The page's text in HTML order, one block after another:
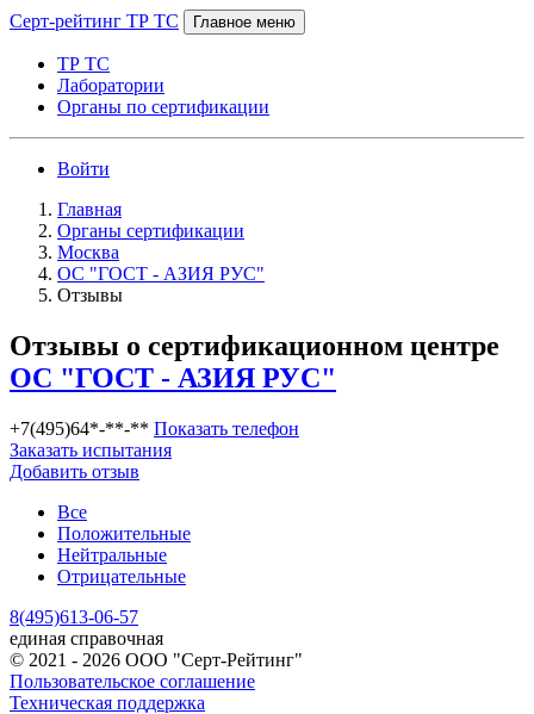
Серт-рейтинг ТР ТС Главное меню
ТР ТС
Лаборатории
Органы по сертификации
Войти
Главная
Органы сертификации
Москва
ОС "ГОСТ - АЗИЯ РУС"
Отзывы
Отзывы о сертификационном центре
ОС "ГОСТ - АЗИЯ РУС"
+7(495)64*-**-** Показать телефон
Заказать испытания
Добавить отзыв
Все
Положительные
Нейтральные
Отрицательные
8(495)613-06-57
единая справочная
© 2021 - 2026 ООО "Серт-Рейтинг"
Пользовательское соглашение
Техническая поддержка